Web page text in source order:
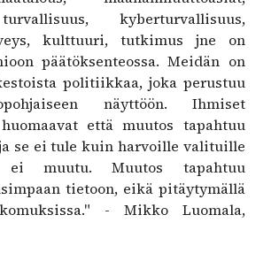
kyberturvallisuus,
kulttuuri, tutkimus jne on
päätöksenteossa. Meidän on
politiikkaa, joka perustuu
näyttöön. Ihmiset
että muutos tapahtuu
se ei tule kuin harvoille valituille
muutu. Muutos tapahtuu
tietoon, eikä pitäytymällä
- Mikko Luomala,